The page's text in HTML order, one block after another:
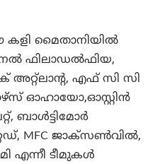
മൈതാനിയിൽ
ഫിലാഡൽഫിയ,
എഫ് സി സി
ഓഹായോ,ഓസ്റ്റിൻ
ബാൾട്ടിമോർ
MFC ജാക്സൺവിൽ,
എന്നീ ടീമുകൾ